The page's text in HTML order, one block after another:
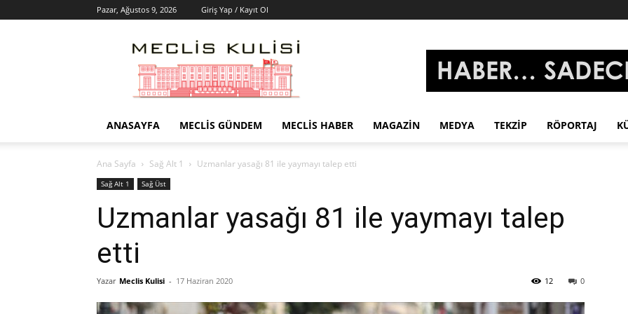
Pazar, Ağustos 9, 2026 Giriş Yap / Kayıt Ol
Meclis
Kulisi
–
Haber
ANASAYFA
MECLIS GÜNDEM MECLIS HABER MAGAZIN MEDYA TEKZIP RÖPORTAJ
Ana Sayfa Sağ Alt 1 Uzmanlar yasağı 81 ile yaymayı talep etti
Sağ Alt 1 Sağ Üst
Uzmanlar yasağı 81 ile yaymayı talep
etti
Yazar Meclis Kulisi - 17 Haziran 2020 0
12